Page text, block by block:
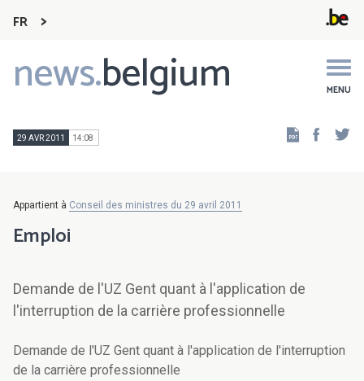
FR
news.belgium MENU
Main
navigation
29 AVR 2011 14:08
Appartient à Conseil des ministres du 29 avril 2011
Emploi
Demande de l'UZ Gent quant à l'application de
l'interruption de la carrière professionnelle
Demande de l'UZ Gent quant à l'application de l'interruption
de la carrière professionnelle